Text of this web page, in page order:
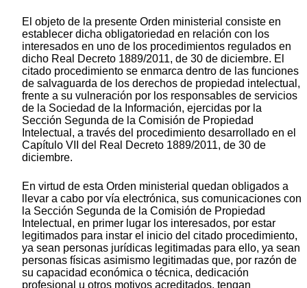
El objeto de la presente Orden ministerial consiste en
establecer dicha obligatoriedad en relación con los
interesados en uno de los procedimientos regulados en
dicho Real Decreto 1889/2011, de 30 de diciembre. El
citado procedimiento se enmarca dentro de las funciones
de salvaguarda de los derechos de propiedad intelectual,
frente a su vulneración por los responsables de servicios
de la Sociedad de la Información, ejercidas por la
Sección Segunda de la Comisión de Propiedad
Intelectual, a través del procedimiento desarrollado en el
Capítulo VII del Real Decreto 1889/2011, de 30 de
diciembre.
En virtud de esta Orden ministerial quedan obligados a
llevar a cabo por vía electrónica, sus comunicaciones con
la Sección Segunda de la Comisión de Propiedad
Intelectual, en primer lugar los interesados, por estar
legitimados para instar el inicio del citado procedimiento,
ya sean personas jurídicas legitimadas para ello, ya sean
personas físicas asimismo legitimadas que, por razón de
su capacidad económica o técnica, dedicación
profesional u otros motivos acreditados, tengan